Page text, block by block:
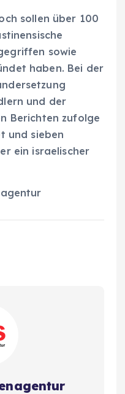
sollen über 100
sowie
haben. Bei der
und der
Berichten zufolge
und sieben
ein israelischer